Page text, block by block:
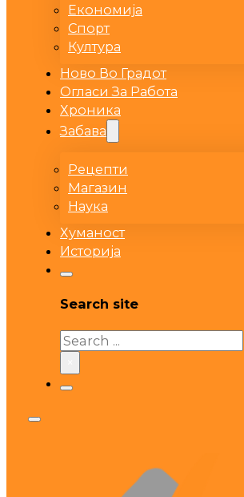
Економија
Спорт
Култура
Ново Во Градот
Огласи За Работа
Хроника
Забава
Рецепти
Магазин
Наука
Хуманост
Историја
Search site
Search